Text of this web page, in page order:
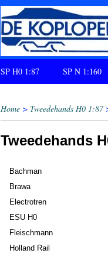
SP H0 1:87 SP N 1:160
Home > Tweedehands H0 1:87
Tweedehands
Bachman
Brawa
Electrotren
ESU H0
Fleischmann
Holland Rail